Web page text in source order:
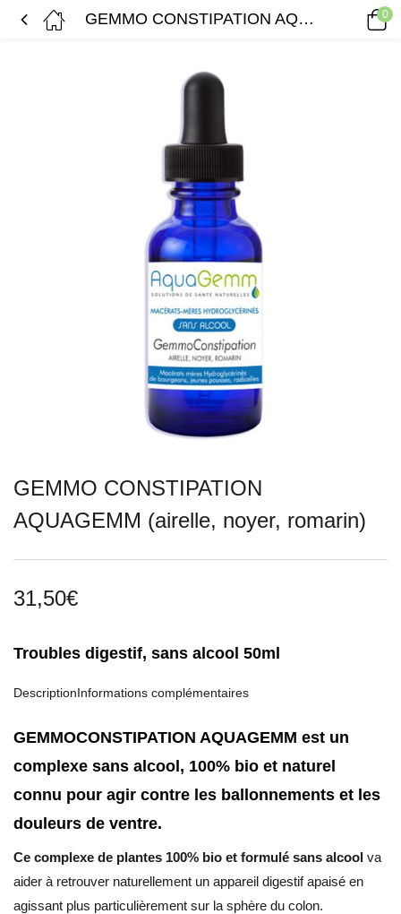
GEMMO CONSTIPATION AQUAGEMM (airelle, noyer, romarin) 0
GEMMO CONSTIPATION
AQUAGEMM (airelle, noyer, romarin)
31,50€
Troubles digestif, sans alcool 50ml
DescriptionInformations complémentaires
GEMMOCONSTIPATION AQUAGEMM est un
complexe sans alcool, 100% bio et naturel
connu pour agir contre les ballonnements et les
douleurs de ventre.
Ce complexe de plantes 100% bio et formulé sans alcool va
aider à retrouver naturellement un appareil digestif apaisé en
agissant plus particulièrement sur la sphère du colon.